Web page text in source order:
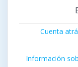
Cuenta
Información